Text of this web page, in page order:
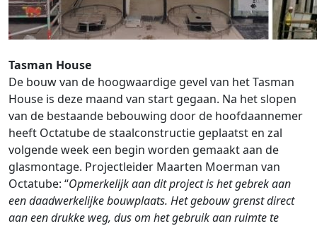
Tasman House
De bouw van de hoogwaardige gevel van het Tasman
House is deze maand van start gegaan. Na het slopen
van de bestaande bebouwing door de hoofdaannemer
heeft Octatube de staalconstructie geplaatst en zal
volgende week een begin worden gemaakt aan de
glasmontage. Projectleider Maarten Moerman van
Octatube: “Opmerkelijk aan dit project is het gebrek aan
een daadwerkelijke bouwplaats. Het gebouw grenst direct
aan een drukke weg, dus om het gebruik aan ruimte te